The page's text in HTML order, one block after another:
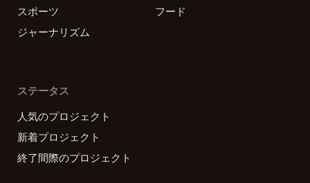
スポーツ
フード
ジャーナリズム
ステータス
人気のプロジェクト
新着プロジェクト
終了間際のプロジェクト